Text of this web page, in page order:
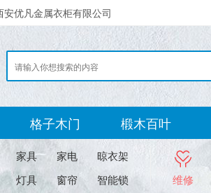
安优凡金属衣柜有限公司
格子木门 椴木百叶
家具 家电
晾衣架
灯具
窗帘 智能锁 维修